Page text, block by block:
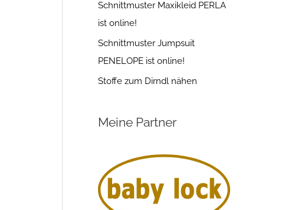
Schnittmuster Maxikleid PERLA
ist online!
Schnittmuster Jumpsuit
PENELOPE ist online!
Stoffe zum Dirndl nähen
Meine Partner